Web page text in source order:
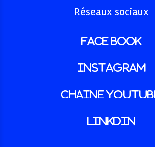
Réseaux sociaux
face book
INSTAGRAM
Chaine
LINKDIN